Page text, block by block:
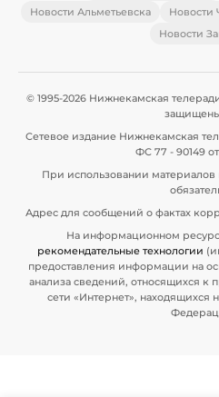
Новости Альметьевска
Новости
Новости
© 1995-2026 Нижнекамская
Сетевое издание Нижнекамская
ФС 77 - 90149 от
При использовании материалов
Адрес для сообщений о фактах
На информационном
рекомендательные технологии
предоставления информации на
анализа сведений, относящихся к
сети «Интернет», находящихся